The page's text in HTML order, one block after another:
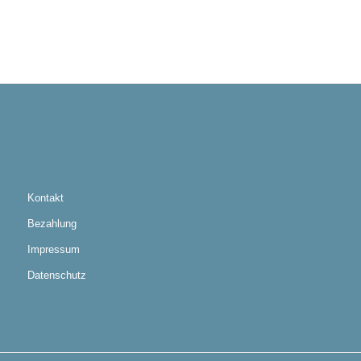
Kontakt
Bezahlung
Impressum
Datenschutz